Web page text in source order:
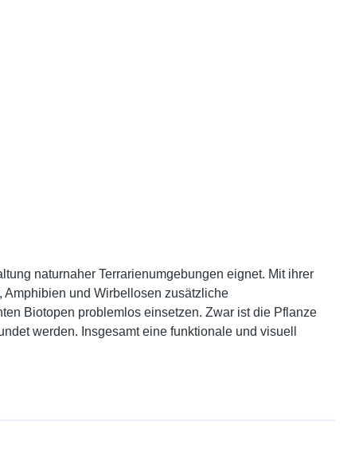
naturnaher Terrarienumgebungen eignet. Mit ihrer
und Wirbellosen zusätzliche
Biotopen problemlos einsetzen. Zwar ist die Pflanze
werden. Insgesamt eine funktionale und visuell